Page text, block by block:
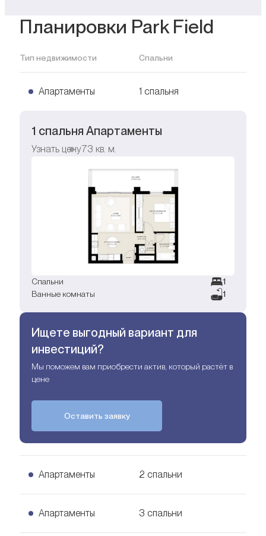
Планировки Park Field
Тип недвижимости Спальни
Апартаменты 1 спальня
1 спальня Апартаменты
Узнать цену73 кв. м.
Спальни
1
Ванные комнаты
1
Ищете выгодный вариант для
инвестиций?
Мы поможем вам приобрести актив, который растёт в
цене
Оставить заявку
Апартаменты 2 спальни
2 спальни Апартаменты
Узнать цену150 кв. м.
Апартаменты 3 спальни